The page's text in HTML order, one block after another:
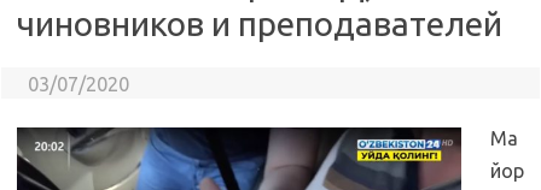
чиновников и преподавателей
03/07/2020
Ма
йор